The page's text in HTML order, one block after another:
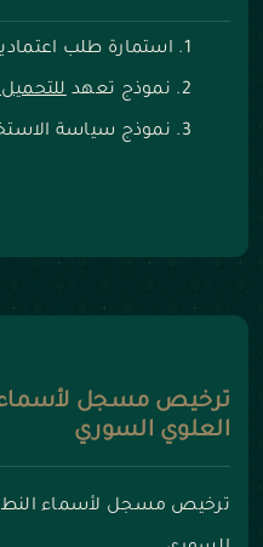
استمارة طلب
نموذج تعهد
نموذج سياسة
ترخيص مسجل لأسماء
العلوي السوري
ترخيص مسجل لأسماء